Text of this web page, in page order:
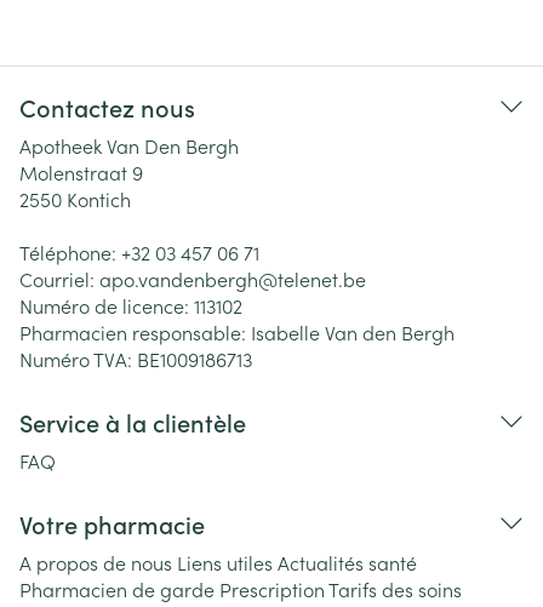
Contactez nous
Apotheek Van Den Bergh
Molenstraat 9
2550 Kontich
Téléphone: +32 03 457 06 71
Courriel: apo.vandenbergh@telenet.be
Numéro de licence: 113102
Pharmacien responsable: Isabelle Van den Bergh
Numéro TVA: BE1009186713
Service à la clientèle
FAQ
Votre pharmacie
A propos de nous Liens utiles Actualités santé
Pharmacien de garde PrescriptionTarifs des soins